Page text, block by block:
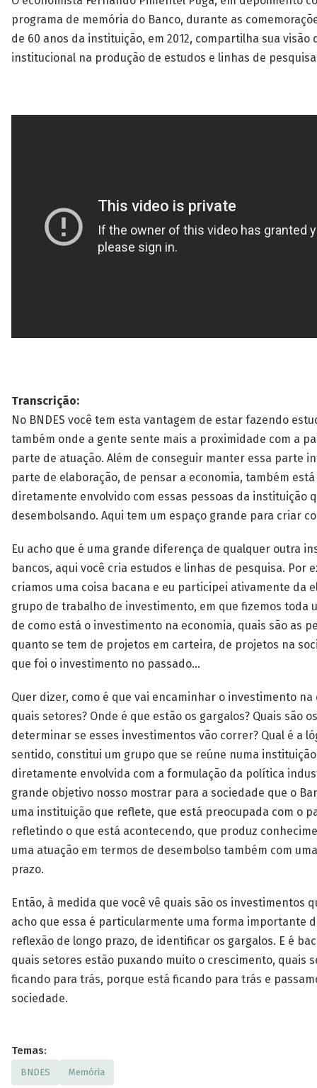
programa de memória do Banco, durante as
de 60 anos da instituição, em 2012, compartilha sua visão
institucional na produção de estudos e linhas de
Transcrição:
No BNDES você tem esta vantagem de estar fazendo
também onde a gente sente mais a proximidade com a
parte de atuação. Além de conseguir manter essa parte
parte de elaboração, de pensar a economia, também está
diretamente envolvido com essas pessoas da instituição
desembolsando. Aqui tem um espaço grande para criar
Eu acho que é uma grande diferença de qualquer outra
bancos, aqui você cria estudos e linhas de pesquisa. Por
criamos uma coisa bacana e eu participei ativamente da
grupo de trabalho de investimento, em que fizemos toda
de como está o investimento na economia, quais são as
quanto se tem de projetos em carteira, de projetos na
que foi o investimento no passado...
Quer dizer, como é que vai encaminhar o investimento na
quais setores? Onde é que estão os gargalos? Quais são
determinar se esses investimentos vão correr? Qual é a
sentido, constitui um grupo que se reúne numa
diretamente envolvida com a formulação da política
grande objetivo nosso mostrar para a sociedade que o
uma instituição que reflete, que está preocupada com o
refletindo o que está acontecendo, que produz
uma atuação em termos de desembolso também com
prazo.
Então, à medida que você vê quais são os investimentos
acho que essa é particularmente uma forma importante
reflexão de longo prazo, de identificar os gargalos. E é
quais setores estão puxando muito o crescimento, quais
ficando para trás, porque está ficando para trás e
sociedade.
Temas:
BNDES Memória